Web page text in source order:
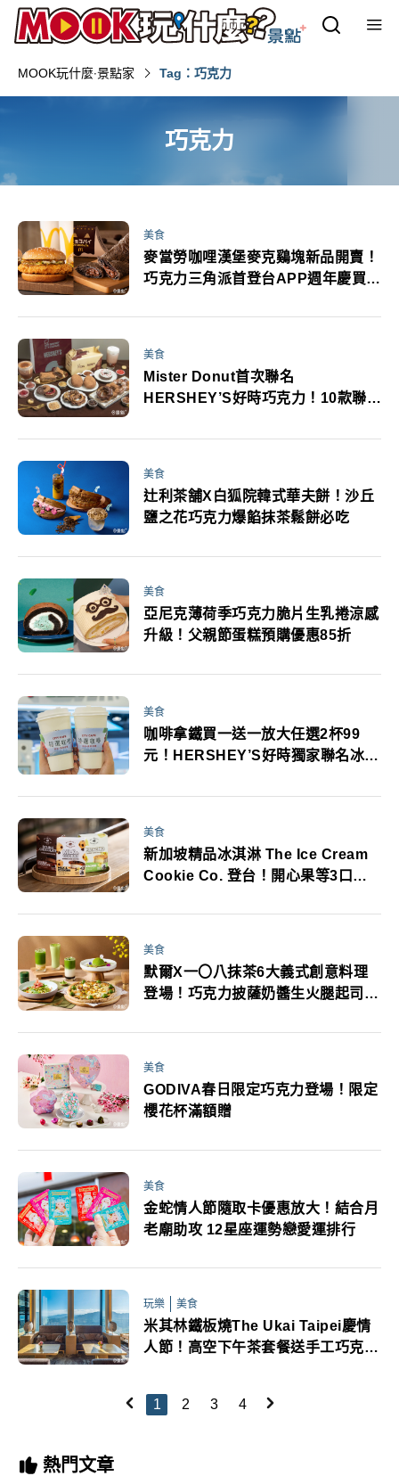
MOOK玩什麼‧景點家 Tag：巧克力
巧克力
美食
麥當勞咖哩漢堡麥克鷄塊新品開賣！
巧克力三角派首登台APP週年慶買一
美食
Mister Donut首次聯名
HERSHEY’S好時巧克力！10款聯名
美食
辻利茶舗X白狐院韓式華夫餅！沙丘
鹽之花巧克力爆餡抹茶鬆餅必吃
美食
亞尼克薄荷季巧克力脆片生乳捲涼感
升級！父親節蛋糕預購優惠85折
美食
咖啡拿鐵買一送一放大任選2杯99
元！HERSHEY’S好時獨家聯名冰沙
美食
新加坡精品冰淇淋 The Ice Cream
Cookie Co. 登台！開心果等3口味
美食
默爾X一〇八抹茶6大義式創意料理
登場！巧克力披薩奶醬生火腿起司義
美食
GODIVA春日限定巧克力登場！限定
櫻花杯滿額贈
美食
金蛇情人節隨取卡優惠放大！結合月
老廟助攻 12星座運勢戀愛運排行
玩樂 美食
米其林鐵板燒The Ukai Taipei慶情
人節！高空下午茶套餐送手工巧克力
1 2 3 4
熱門文章